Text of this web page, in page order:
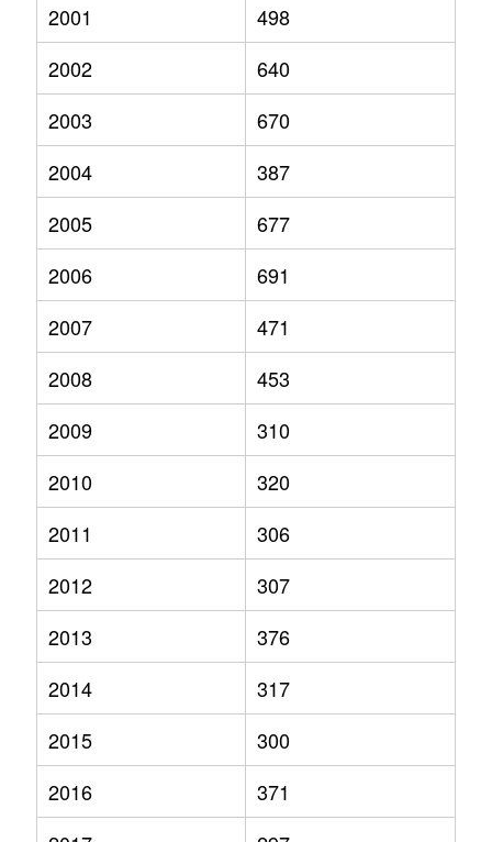
2001
498
2002
640
2003
670
2004
387
2005
677
2006
691
2007
471
2008
453
2009
310
2010
320
2011
306
2012
307
2013
376
2014
317
2015
300
2016
371